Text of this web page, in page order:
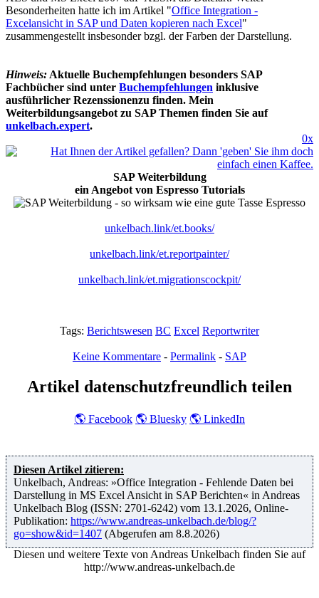
Besonderheiten hatte ich im Artikel "Office Integration -
Excelansicht in SAP und Daten kopieren nach Excel"
zusammengestellt insbesonder bzgl. der Farben der Darstellung.
Hinweis: Aktuelle Buchempfehlungen besonders SAP
Fachbücher sind unter Buchempfehlungen inklusive
ausführlicher Rezenssionenzu finden. Mein
Weiterbildungsangebot zu SAP Themen finden Sie auf
unkelbach.expert.
0x
SAP Weiterbildung
ein Angebot von Espresso Tutorials
unkelbach.link/et.books/
unkelbach.link/et.reportpainter/
unkelbach.link/et.migrationscockpit/
Tags: Berichtswesen BC Excel Reportwriter
Keine Kommentare - Permalink - SAP
Artikel datenschutzfreundlich teilen
🌎 Facebook 🌎 Bluesky 🌎 LinkedIn
Diesen Artikel zitieren:
Unkelbach, Andreas: »Office Integration - Fehlende Daten bei
Darstellung in MS Excel Ansicht in SAP Berichten« in Andreas
Unkelbach Blog (ISSN: 2701-6242) vom 13.1.2026, Online-
Publikation: https://www.andreas-unkelbach.de/blog/?
go=show&id=1407 (Abgerufen am 8.8.2026)
Diesen und weitere Texte von Andreas Unkelbach finden Sie auf
http://www.andreas-unkelbach.de